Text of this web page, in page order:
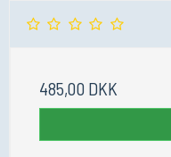
485,00 DKK